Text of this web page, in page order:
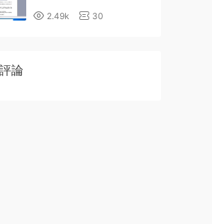
也可以釋放被禁用或删除的repos
2.49k 30
論